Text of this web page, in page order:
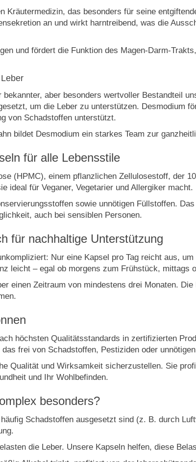
Kräutermedizin, das besonders für seine
an und wirkt harntreibend, was die
und fördert die Funktion des Magen-Darm-
aber besonders wertvoller Bestandteil
um die Leber zu unterstützen. Desmodium
von Schadstoffen unterstützt.
bildet Desmodium ein starkes Team zur
für alle Lebensstile
(HPMC), einem pflanzlichen Zellulosestoff, der
ideal für Veganer, Vegetarier und Allergiker macht.
sowie unnötigen Füllstoffen.
auch bei sensiblen Personen.
für nachhaltige Unterstützung
Nur eine Kapsel pro Tag reicht aus,
leicht – egal ob morgens zum Frühstück, mittags
einen Zeitraum von mindestens drei Monaten.
höchsten Qualitätsstandards in zertifizierten
frei von Schadstoffen, Pestiziden oder
Qualität und Wirksamkeit sicherzustellen. Sie
und Ihr Wohlbefinden.
besonders?
Schadstoffen ausgesetzt sind (z. B. durch
die Leber. Unsere Kapseln helfen, diese